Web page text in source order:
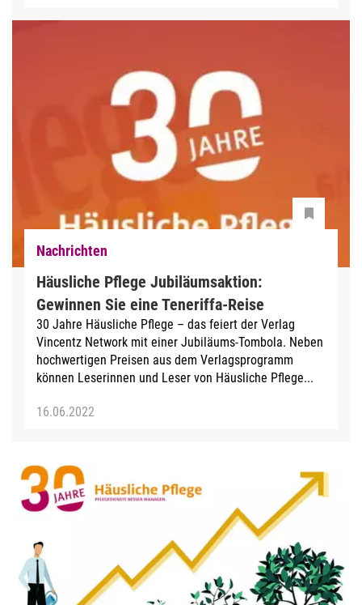
Nachrichten
Häusliche Pflege Jubiläumsaktion:
Gewinnen Sie eine Teneriffa-Reise
30 Jahre Häusliche Pflege – das feiert der Verlag
Vincentz Network mit einer Jubiläums-Tombola. Neben
hochwertigen Preisen aus dem Verlagsprogramm
können Leserinnen und Leser von Häusliche Pflege...
16.06.2022